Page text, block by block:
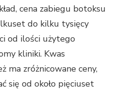
cena zabiegu botoksu
do kilku tysięcy
od ilości użytego
kliniki. Kwas
ma zróżnicowane ceny,
się od około pięciuset